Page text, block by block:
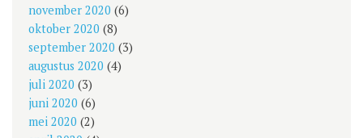
november 2020 (6)
oktober 2020 (8)
september 2020 (3)
augustus 2020 (4)
juli 2020 (3)
juni 2020 (6)
mei 2020 (2)